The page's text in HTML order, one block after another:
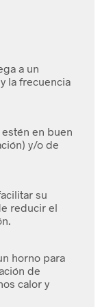
a un
la frecuencia
en buen
y/o de
su
reducir el
horno para
de
calor y